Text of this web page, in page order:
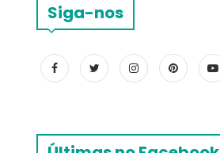
Siga-nos